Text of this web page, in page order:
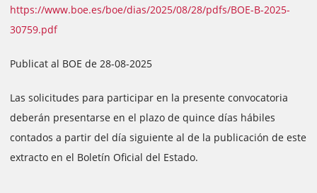
https://www.boe.es/boe/dias/2025/08/28/pdfs/BOE-B-2025-
30759.pdf
Publicat al BOE de 28-08-2025
Las solicitudes para participar en la presente convocatoria
deberán presentarse en el plazo de quince días hábiles
contados a partir del día siguiente al de la publicación de este
extracto en el Boletín Oficial del Estado.